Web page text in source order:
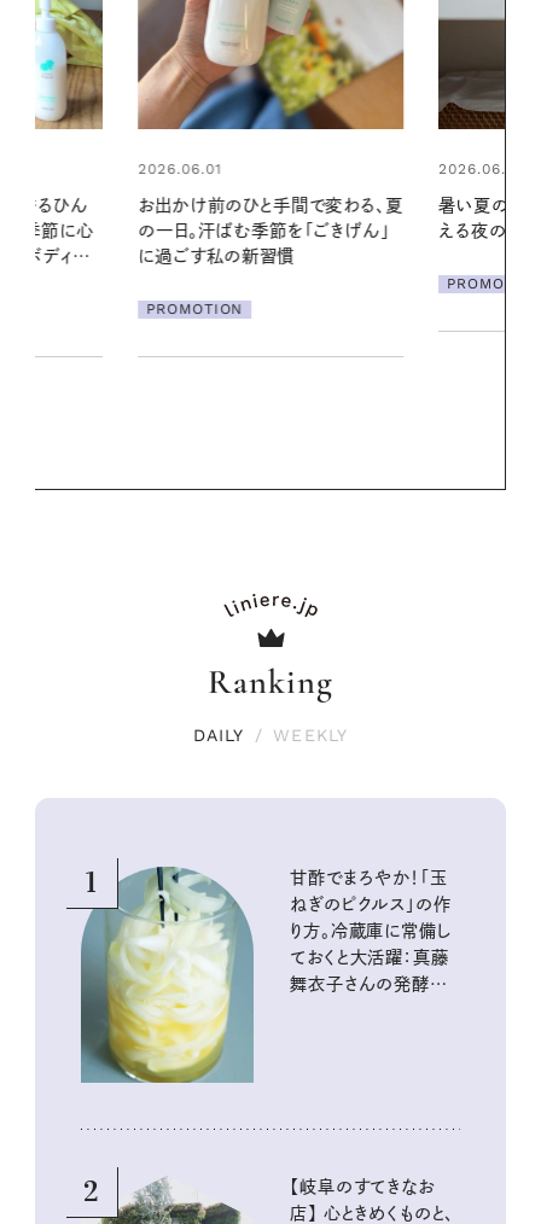
変わる、夏
ごきげん」
2026.06.01
暑い夏のナイトルーティン。私を整
える夜の爽やかご褒美ケア
2026.07.21
【高山都さん
発・ベーリングの
Ranking
DAILY / WEEKLY
1
甘酢でまろやか！「玉
ねぎのピクルス」の作
り方。冷蔵庫に常備し
ておくと大活躍：真藤
舞衣子さんの発酵と
2
【岐阜のすてきなお
店】 心ときめくものと、